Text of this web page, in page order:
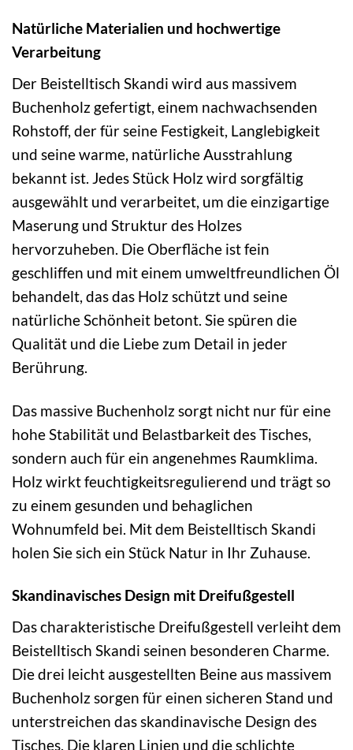
Natürliche Materialien und hochwertige
Verarbeitung
Der Beistelltisch Skandi wird aus massivem
Buchenholz gefertigt, einem nachwachsenden
Rohstoff, der für seine Festigkeit, Langlebigkeit
und seine warme, natürliche Ausstrahlung
bekannt ist. Jedes Stück Holz wird sorgfältig
ausgewählt und verarbeitet, um die einzigartige
Maserung und Struktur des Holzes
hervorzuheben. Die Oberfläche ist fein
geschliffen und mit einem umweltfreundlichen Öl
behandelt, das das Holz schützt und seine
natürliche Schönheit betont. Sie spüren die
Qualität und die Liebe zum Detail in jeder
Berührung.
Das massive Buchenholz sorgt nicht nur für eine
hohe Stabilität und Belastbarkeit des Tisches,
sondern auch für ein angenehmes Raumklima.
Holz wirkt feuchtigkeitsregulierend und trägt so
zu einem gesunden und behaglichen
Wohnumfeld bei. Mit dem Beistelltisch Skandi
holen Sie sich ein Stück Natur in Ihr Zuhause.
Skandinavisches Design mit Dreifußgestell
Das charakteristische Dreifußgestell verleiht dem
Beistelltisch Skandi seinen besonderen Charme.
Die drei leicht ausgestellten Beine aus massivem
Buchenholz sorgen für einen sicheren Stand und
unterstreichen das skandinavische Design des
Tisches. Die klaren Linien und die schlichte